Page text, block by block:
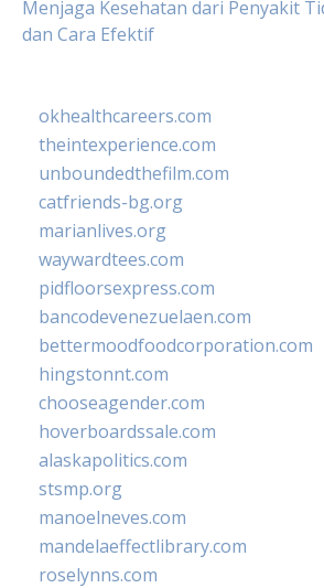
Menjaga Kesehatan dari Penyakit
dan Cara Efektif
okhealthcareers.com
theintexperience.com
unboundedthefilm.com
catfriends-bg.org
marianlives.org
waywardtees.com
pidfloorsexpress.com
bancodevenezuelaen.com
bettermoodfoodcorporation.com
hingstonnt.com
chooseagender.com
hoverboardssale.com
alaskapolitics.com
stsmp.org
manoelneves.com
mandelaeffectlibrary.com
roselynns.com